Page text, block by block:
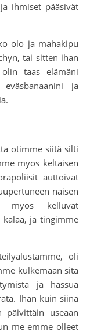
ihmiset pääsivät
olo ja mahakipu
tai sitten ihan
taas elämäni
ja
otimme siitä silti
myös keltaisen
auttoivat
naisen
myös kelluvat
ja tingimme
oli
kulkemaan sitä
ja hassua
Ihan kuin siinä
päivittäin useaan
me emme olleet